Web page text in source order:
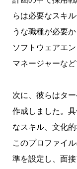
らは必要なスキ
うな職種が必要
ソフトウェアエ
マネージャーなど
次に、彼らはタ
作成しました。
なスキル、文化
このプロファイ
準を設定し、面